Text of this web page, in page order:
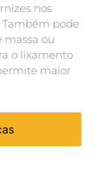
nos
pode
massa ou
o lixamento
maior